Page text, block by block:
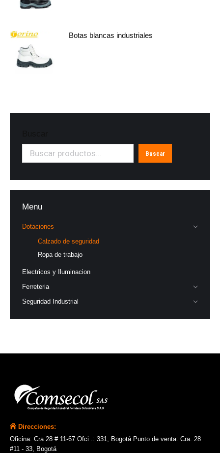
Botas blancas industriales
Buscar
Menu
Dotaciones
Calzado de seguridad
Ropa de trabajo
Electricos y Iluminacion
Ferreteria
Seguridad Industrial
Direcciones:
Oficina: Cra 28 # 11-67 Ofci .: 331, Bogotá Punto de venta: Cra. 28
#11 - 33, Bogotá